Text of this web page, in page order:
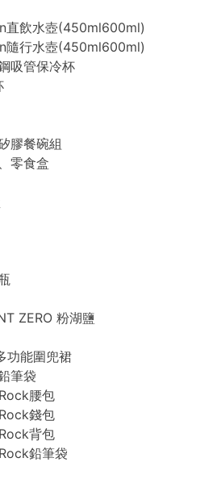
直飲水壺(450ml600ml)
隨行水壺(450ml600ml)
吸管保冷杯
膠餐碗組
零食盒
ZERO 粉湖鹽
功能圍兜裙
筆袋
腰包
錢包
背包
鉛筆袋